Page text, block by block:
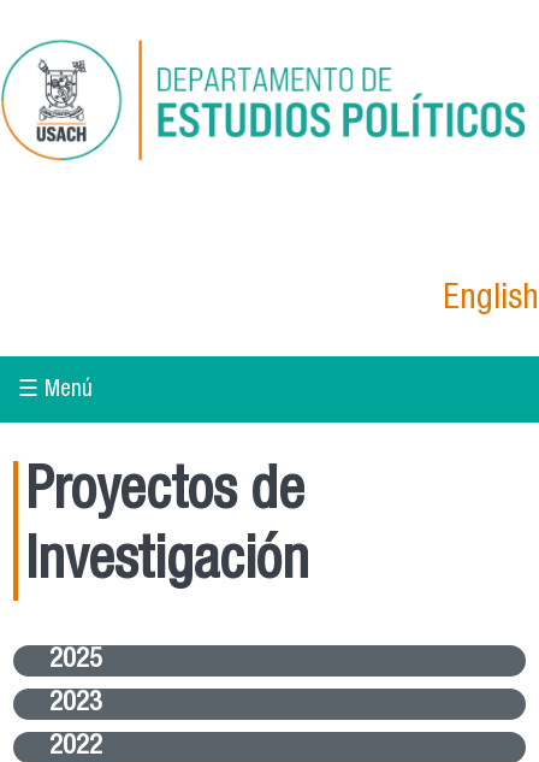
English
☰ Menú
Proyectos de
Investigación
2025
2023
2022